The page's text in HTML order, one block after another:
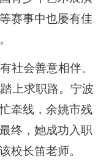
赛事中也屡有佳
社会善意相伴。
上求职路。宁波
牵线，余姚市残
终，她成功入职
校长笛老师。